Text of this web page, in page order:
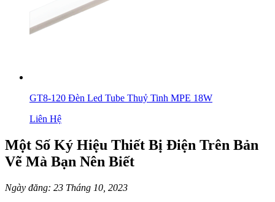
GT8-120 Đèn Led Tube Thuỷ Tinh MPE 18W
Liên Hệ
Một Số Ký Hiệu Thiết Bị Điện Trên Bản
Vẽ Mà Bạn Nên Biết
Ngày đăng: 23 Tháng 10, 2023